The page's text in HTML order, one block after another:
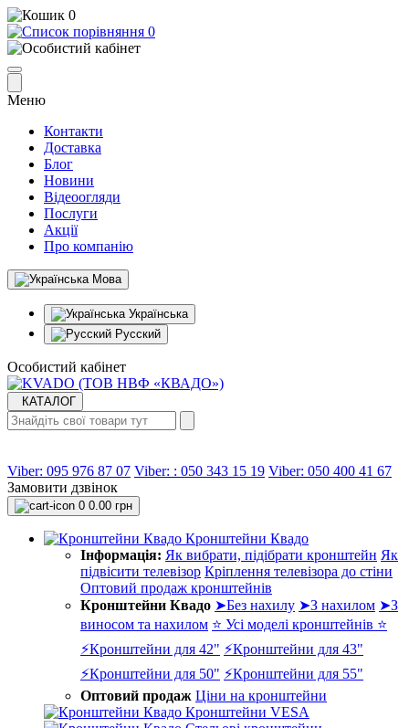
0
0
Меню
Контакти
Доставка
Блог
Новини
Відеоогляди
Послуги
Акції
Про компанію
Мова
Українська
Русский
Особистий кабінет
КАТАЛОГ
Viber: 095 976 87 07 Viber: : 050 343 15 19‬ Viber: 050 400 41 67
Замовити дзвінок
0 0.00 грн
Кронштейни Квадо
Інформація: Як вибрати, підібрати кронштейн Як
підвісити телевізор Кріплення телевізора до стіни
Оптовий продаж кронштейнів
Кронштейни Квадо ➤Без нахилу ➤З нахилом ➤З
виносом та нахилом ⭐ Усі моделі кронштейнів ⭐
⚡Кронштейни для 42" ⚡Кронштейни для 43"
⚡Кронштейни для 50" ⚡Кронштейни для 55"
Оптовий продаж Ціни на кронштейни
Кронштейни VESA